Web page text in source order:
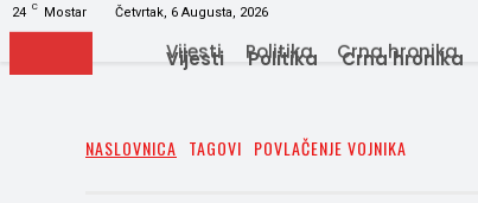
24 C Mostar Četvrtak, 6 Augusta, 2026
Vijesti Politika Crna hronika
Vijesti Politika Crna hronika
NASLOVNICA TAGOVI POVLAČENJE VOJNIKA